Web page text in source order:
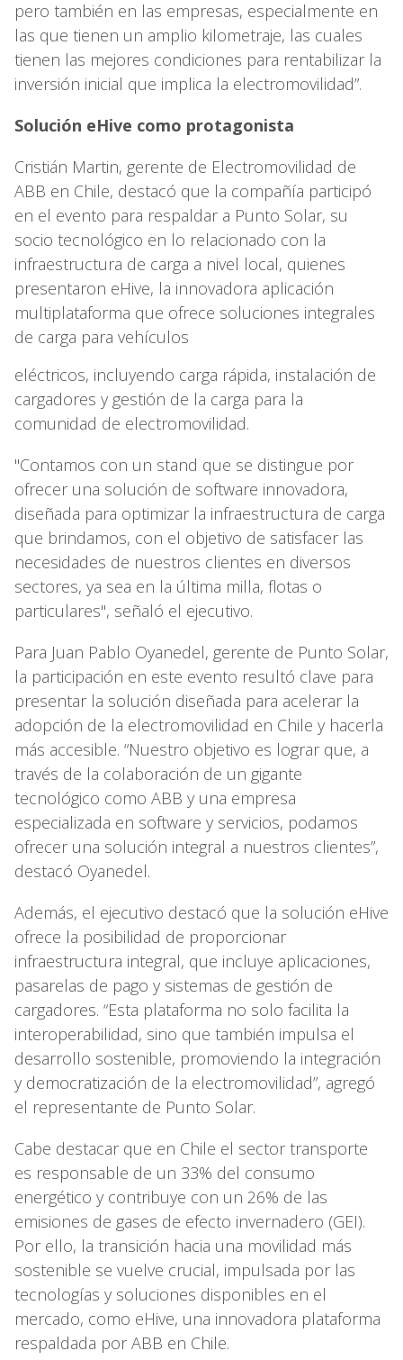
pero también en las empresas, especialmente en
las que tienen un amplio kilometraje, las cuales
tienen las mejores condiciones para rentabilizar la
inversión inicial que implica la electromovilidad”.
Solución eHive como protagonista
Cristián Martin, gerente de Electromovilidad de
ABB en Chile, destacó que la compañía participó
en el evento para respaldar a Punto Solar, su
socio tecnológico en lo relacionado con la
infraestructura de carga a nivel local, quienes
presentaron eHive, la innovadora aplicación
multiplataforma que ofrece soluciones integrales
de carga para vehículos
eléctricos, incluyendo carga rápida, instalación de
cargadores y gestión de la carga para la
comunidad de electromovilidad.
"Contamos con un stand que se distingue por
ofrecer una solución de software innovadora,
diseñada para optimizar la infraestructura de carga
que brindamos, con el objetivo de satisfacer las
necesidades de nuestros clientes en diversos
sectores, ya sea en la última milla, flotas o
particulares", señaló el ejecutivo.
Para Juan Pablo Oyanedel, gerente de Punto Solar,
la participación en este evento resultó clave para
presentar la solución diseñada para acelerar la
adopción de la electromovilidad en Chile y hacerla
más accesible. “Nuestro objetivo es lograr que, a
través de la colaboración de un gigante
tecnológico como ABB y una empresa
especializada en software y servicios, podamos
ofrecer una solución integral a nuestros clientes”,
destacó Oyanedel.
Además, el ejecutivo destacó que la solución eHive
ofrece la posibilidad de proporcionar
infraestructura integral, que incluye aplicaciones,
pasarelas de pago y sistemas de gestión de
cargadores. “Esta plataforma no solo facilita la
interoperabilidad, sino que también impulsa el
desarrollo sostenible, promoviendo la integración
y democratización de la electromovilidad”, agregó
el representante de Punto Solar.
Cabe destacar que en Chile el sector transporte
es responsable de un 33% del consumo
energético y contribuye con un 26% de las
emisiones de gases de efecto invernadero (GEI).
Por ello, la transición hacia una movilidad más
sostenible se vuelve crucial, impulsada por las
tecnologías y soluciones disponibles en el
mercado, como eHive, una innovadora plataforma
respaldada por ABB en Chile.